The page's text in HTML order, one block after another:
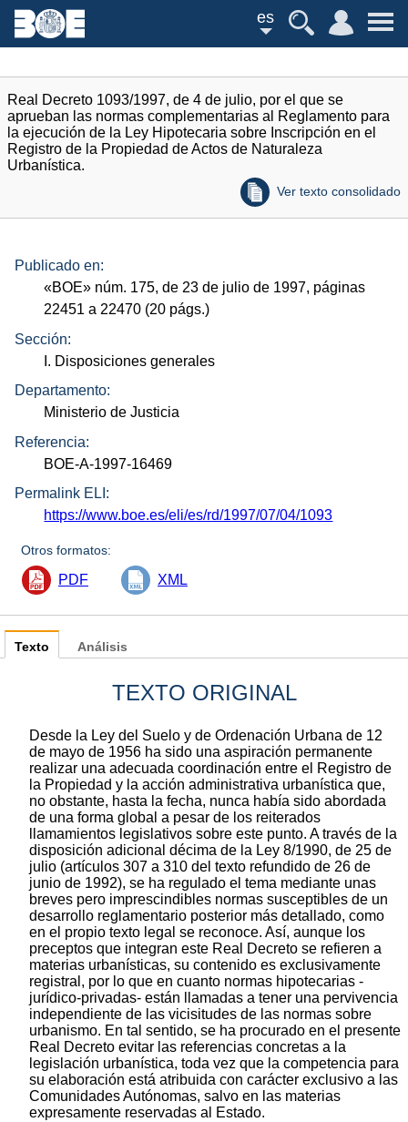
es
Real Decreto 1093/1997, de 4 de julio, por el que se
aprueban las normas complementarias al Reglamento para
la ejecución de la Ley Hipotecaria sobre Inscripción en el
Registro de la Propiedad de Actos de Naturaleza
Urbanística.
Ver texto consolidado
Publicado en:
«BOE» núm. 175, de 23 de julio de 1997, páginas
22451 a 22470 (20 págs.)
Sección:
I. Disposiciones generales
Departamento:
Ministerio de Justicia
Referencia:
BOE-A-1997-16469
Permalink ELI:
https://www.boe.es/eli/es/rd/1997/07/04/1093
Otros formatos:
PDF XML
Texto
TEXTO ORIGINAL
Desde la Ley del Suelo y de Ordenación Urbana de 12
de mayo de 1956 ha sido una aspiración permanente
realizar una adecuada coordinación entre el Registro de
la Propiedad y la acción administrativa urbanística que,
no obstante, hasta la fecha, nunca había sido abordada
de una forma global a pesar de los reiterados
llamamientos legislativos sobre este punto. A través de la
disposición adicional décima de la Ley 8/1990, de 25 de
julio (artículos 307 a 310 del texto refundido de 26 de
junio de 1992), se ha regulado el tema mediante unas
breves pero imprescindibles normas susceptibles de un
desarrollo reglamentario posterior más detallado, como
en el propio texto legal se reconoce. Así, aunque los
preceptos que integran este Real Decreto se refieren a
materias urbanísticas, su contenido es exclusivamente
registral, por lo que en cuanto normas hipotecarias -
jurídico-privadas- están llamadas a tener una pervivencia
independiente de las vicisitudes de las normas sobre
urbanismo. En tal sentido, se ha procurado en el presente
Real Decreto evitar las referencias concretas a la
legislación urbanística, toda vez que la competencia para
su elaboración está atribuida con carácter exclusivo a las
Comunidades Autónomas, salvo en las materias
expresamente reservadas al Estado.
Análisis